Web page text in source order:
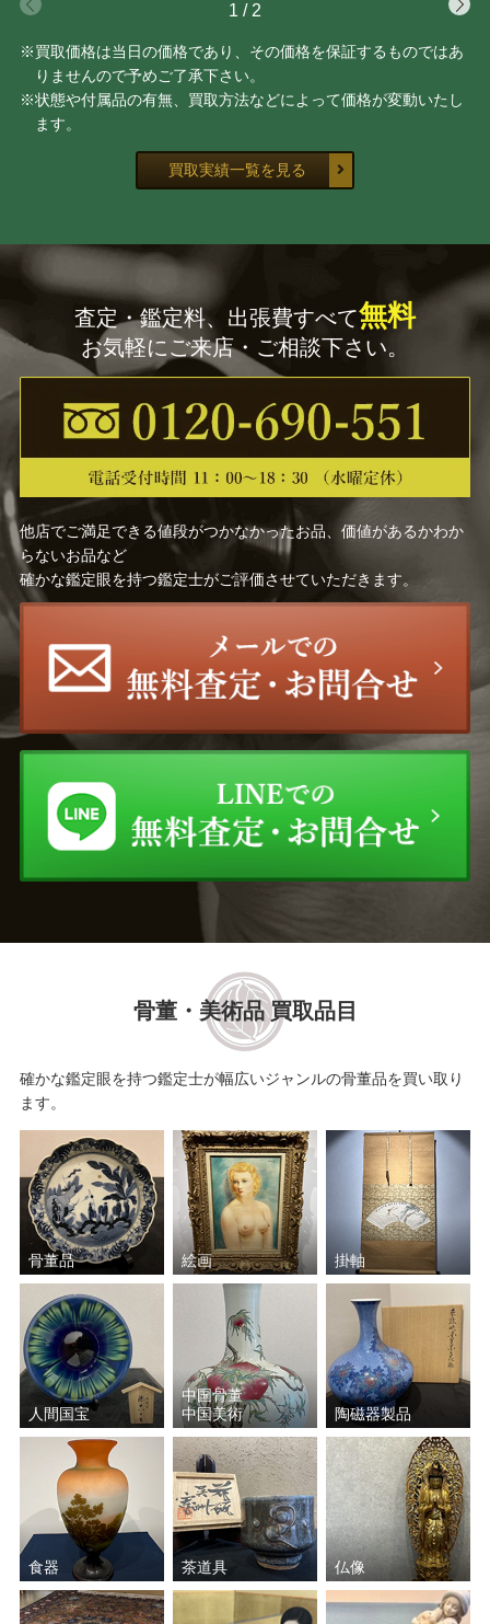
中川 衛 桂 盛仁
原 清 中野 孝一
玉川 宣夫
久世久宝
前田 竹房斎 長野 垤志
門）
前田 昭博 飛来 一閑
土田 友湖 大西 清右衛門
野々村 仁清 高橋道八
駒澤 利斎 館林 源右衛門
中里 太郎右衛門
中斎
三輪 休雪 塚本 快示
三ツ井 為吉
中川 浄益 原田 拾六
中村 翠嵐 バーナード・リーチ
金谷 浄雲 菊池 政光
加藤 重高 三浦 竹軒
楽 吉左衛門
須田 賢司 小森 邦衞
藤沼 昇 太田 儔
小野 珀子 加藤 土師萌
氷見 晃堂 藤原 啓
村越 風月 宮川 香斎（真葛 香斎）
1 / 2
※買取価格は当日の価格であり、その価格を保証するものではあ
りませんので予めご了承下さい。
※状態や付属品の有無、買取方法などによって価格が変動いたし
ます。
買取実績一覧を見る
査定・鑑定料、出張費すべて無料
お気軽にご来店・ご相談下さい。
他店でご満足できる値段がつかなかったお品、価値があるかわか
らないお品など
確かな鑑定眼を持つ鑑定士がご評価させていただきます。
骨董・美術品 買取品目
確かな鑑定眼を持つ鑑定士が幅広いジャンルの骨董品を買い取り
ます。
骨董品 絵画 掛軸
人間国宝
中国骨董
中国美術
陶磁器製品
食器 茶道具 仏像